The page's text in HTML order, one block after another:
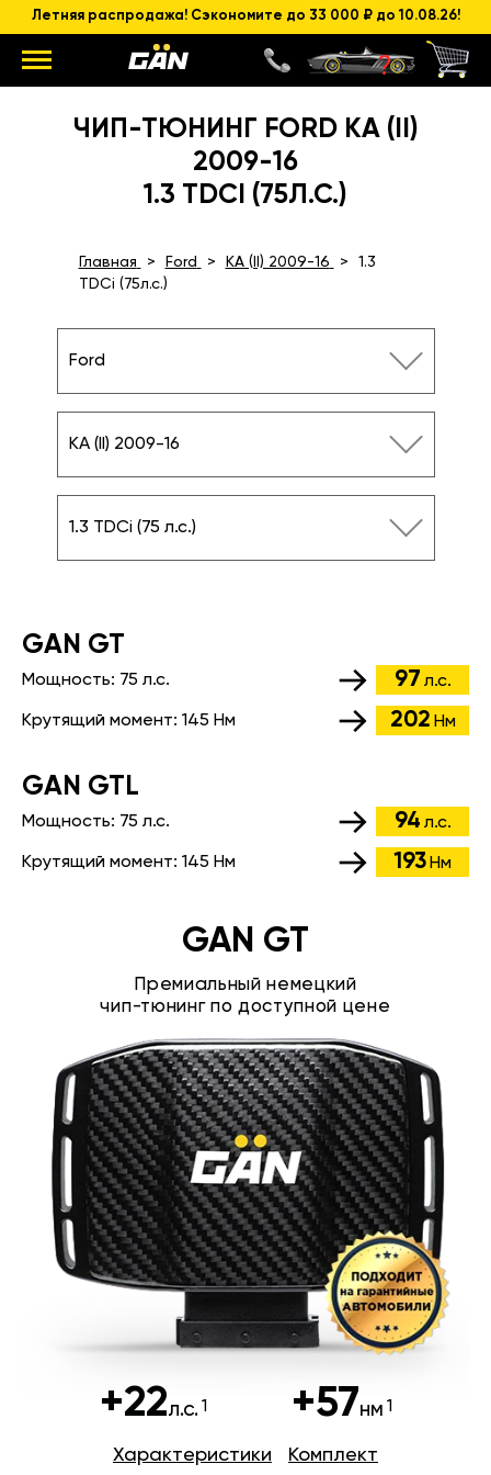
Летняя распродажа! Сэкономите до 33 000 ₽ до 10.08.26!
ЧИП-ТЮНИНГ FORD KA (II)
2009-16
1.3 TDCI (75Л.С.)
Главная Ford KA (II) 2009-16
1.3
TDCi (75л.с.)
Ford
KA (II) 2009-16
1.3 TDCi (75 л.с.)
GАN GT
Мощность: 75 л.с. 97 л.с.
Крутящий момент: 145 Нм 202 Нм
GАN GTL
Мощность: 75 л.с. 94 л.с.
Крутящий момент: 145 Нм 193 Нм
GAN GT
Премиальный немецкий
чип-тюнинг по доступной цене
+22л.с. +57нм
Характеристики Комплект